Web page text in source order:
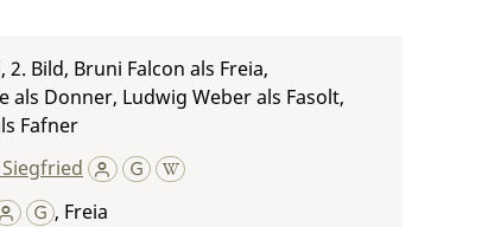
2. Bild, Bruni Falcon als Freia,
als Donner, Ludwig Weber als Fasolt,
Fafner
, Freia